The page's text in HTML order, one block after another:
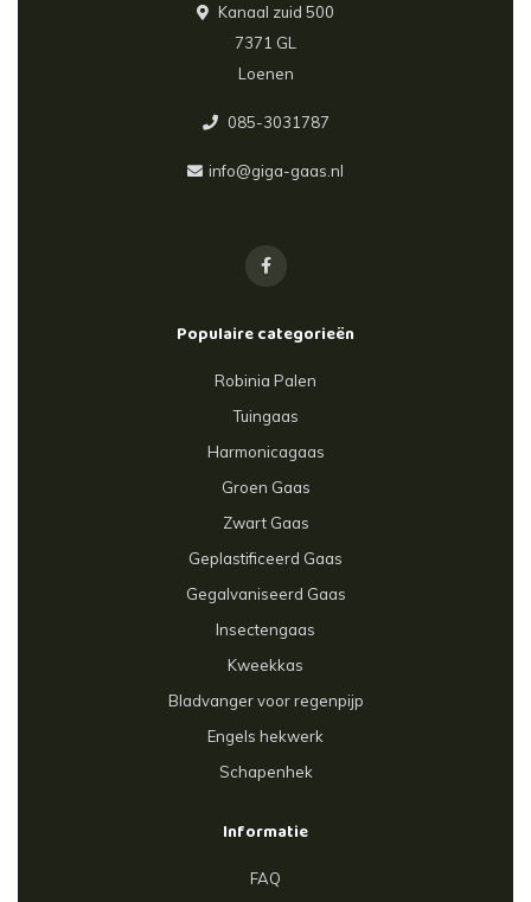
Kanaal zuid 500
7371 GL
Loenen
085-3031787
info@giga-gaas.nl
Populaire categorieën
Robinia Palen
Tuingaas
Harmonicagaas
Groen Gaas
Zwart Gaas
Geplastificeerd Gaas
Gegalvaniseerd Gaas
Insectengaas
Kweekkas
Bladvanger voor regenpijp
Engels hekwerk
Schapenhek
Informatie
FAQ